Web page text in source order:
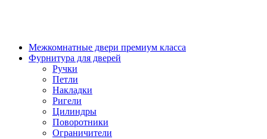
Межкомнатные двери премиум класса
Фурнитура для дверей
Ручки
Петли
Накладки
Ригели
Цилиндры
Поворотники
Ограничители